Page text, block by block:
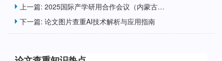
上一篇: 2025国际产学研用合作会议（内蒙古）在包头召开
下一篇: 论文图片查重AI技术解析与应用指南